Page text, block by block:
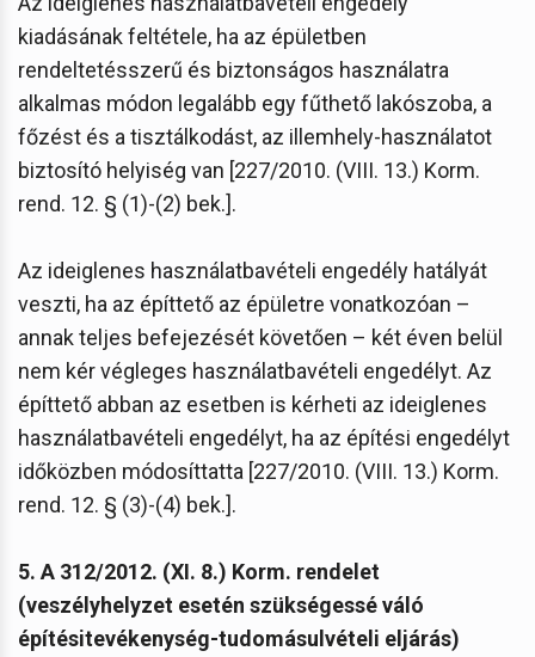
kiadásának feltétele, ha az épületben
rendeltetésszerű és biztonságos használatra
alkalmas módon legalább egy fűthető lakószoba, a
főzést és a tisztálkodást, az illemhely-használatot
biztosító helyiség van [227/2010. (VIII. 13.) Korm.
rend. 12. § (1)-(2) bek.].
Az ideiglenes használatbavételi engedély hatályát
veszti, ha az építtető az épületre vonatkozóan –
annak teljes befejezését követően – két éven belül
nem kér végleges használatbavételi engedélyt. Az
építtető abban az esetben is kérheti az ideiglenes
használatbavételi engedélyt, ha az építési engedélyt
időközben módosíttatta [227/2010. (VIII. 13.) Korm.
rend. 12. § (3)-(4) bek.].
5. A 312/2012. (XI. 8.) Korm. rendelet
(veszélyhelyzet esetén szükségessé váló
építésitevékenység-tudomásulvételi eljárás)